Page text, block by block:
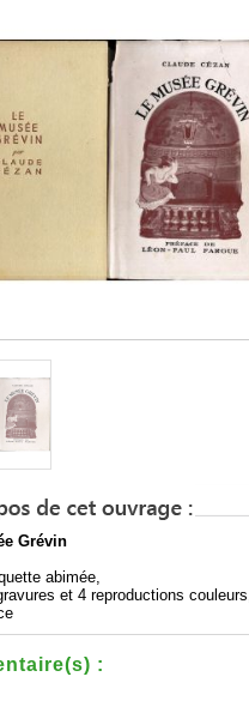
Grévin
abimée,
et 4 reproductions
: